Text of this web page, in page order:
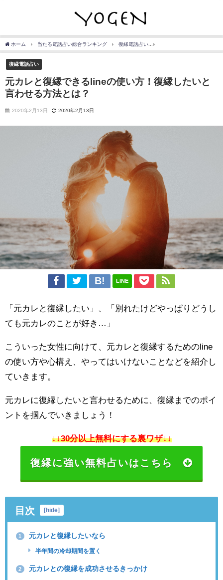
ホーム 当たる電話占い総合ランキング 復縁電話占い
復縁電話占い
元カレと復縁できるlineの使い方！復縁したいと
言わせる方法とは？
2020年2月13日 2020年2月13日
LINE
「元カレと復縁したい」、「別れたけどやっぱりどうし
ても元カレのことが好き…」
こういった女性に向けて、元カレと復縁するためのline
の使い方や心構え、やってはいけないことなどを紹介し
ていきます。
元カレに復縁したいと言わせるために、復縁までのポイ
ントを掴んでいきましょう！
↓↓30分以上無料にする裏ワザ↓↓
復縁に強い無料占いはこちら
目次 [hide]
1 元カレと復縁したいなら
半年間の冷却期間を置く
2 元カレとの復縁を成功させるきっかけ